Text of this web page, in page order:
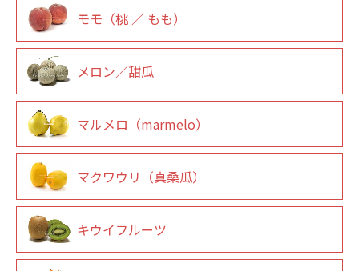
モモ（桃 ／ もも）
メロン／甜瓜
マルメロ（marmelo）
マクワウリ（真桑瓜）
キウイフルーツ